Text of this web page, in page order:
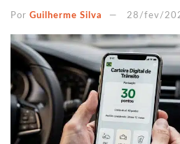
Por Guilherme Silva 28/fev/